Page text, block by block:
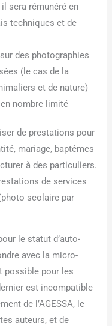
sera rémunéré en
techniques et de
des photographies
(le cas de la
et de nature)
en nombre limité
de prestations pour
mariage, baptêmes
à des particuliers.
de services
scolaire par
le statut d’auto-
avec la micro-
possible pour les
est incompatible
de l’AGESSA, le
auteurs, et de